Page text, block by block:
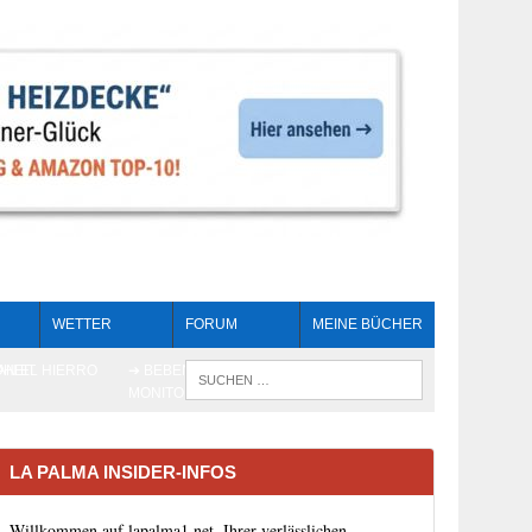
WETTER FORUM MEINE BÜCHER
LA PALMA INSIDER-INFOS